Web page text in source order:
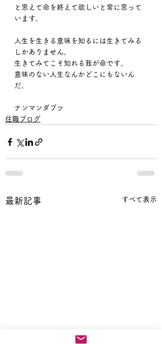
と思えて命を終えて欲しいと常に思って
います。
人生を生きる意味を知るには生きてみる
しかありません。
生きてみてこそ知れる我が命です。
意味のない人生なんかどこにもないん
だ。
ナンマンダブツ
住職ブログ
最新記事 すべて表示